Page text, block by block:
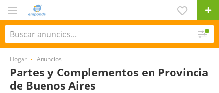
Hogar Anuncios
Partes y Complementos en Provincia
de Buenos Aires